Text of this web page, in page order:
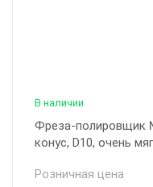
В наличии
Фреза-полировщик
конус, D10, очень
Розничная цена